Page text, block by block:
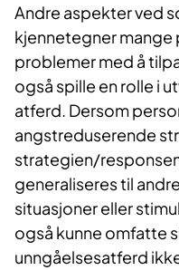
Andre aspekter ved
kjennetegner mange
problemer med å
også spille en rolle i
atferd. Dersom
angstreduserende
strategien/
generaliseres til
situasjoner eller
også kunne omfatte
unngåelsesatferd